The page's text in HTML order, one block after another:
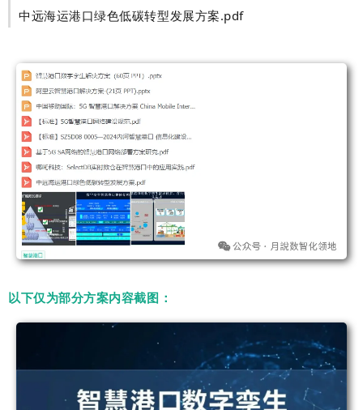
中远海运港口绿色低碳转型发展方案.pdf
以下仅为部分方案内容截图：